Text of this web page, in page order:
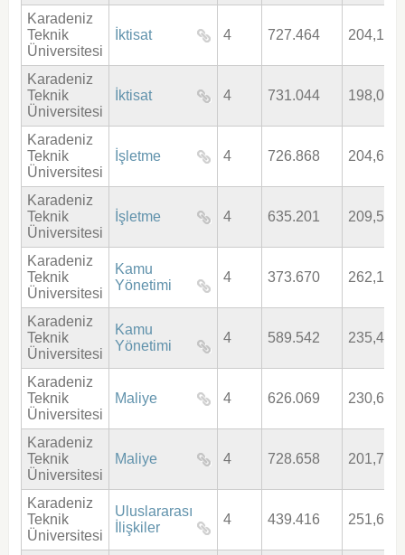
Karadeniz
Teknik
Üniversitesi
İktisat 4 727.464
Karadeniz
Teknik
Üniversitesi
İktisat 4 731.044
Karadeniz
Teknik
Üniversitesi
İşletme 4 726.868
Karadeniz
Teknik
Üniversitesi
İşletme 4 635.201
Karadeniz
Teknik
Üniversitesi
Kamu
Yönetimi
4 373.670
Karadeniz
Teknik
Üniversitesi
Kamu
Yönetimi
4 589.542
Karadeniz
Teknik
Üniversitesi
Maliye 4 626.069
Karadeniz
Teknik
Üniversitesi
Maliye 4 728.658
Karadeniz
Teknik
Üniversitesi
Uluslararası
İlişkiler
4 439.416